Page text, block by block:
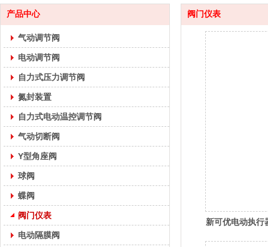
产品中心
气动调节阀
电动调节阀
自力式压力调节阀
氮封装置
自力式电动温控调节阀
气动切断阀
Y型角座阀
球阀
蝶阀
阀门仪表
电动隔膜阀
阀门仪表
新可优电动执行